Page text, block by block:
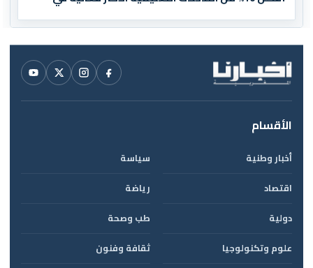
العالم
الأقسام
أخبار وطنية
سياسة
اقتصاد
رياضة
دولية
طب وصحة
علوم وتكنولوجيا
ثقافة وفنون